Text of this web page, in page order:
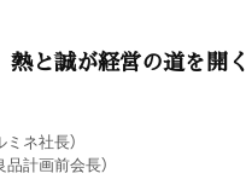
熱と誠が経営の道を開く
ミネ社長）
品計画前会長）